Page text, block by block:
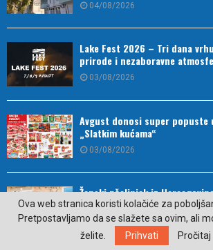
04/08/2026
Lake Fest 2026 – Tri dana
prirode i nezaboravne
03/08/2026
Avgust donosi super popuste
„Slatkim kućama“
03/08/2026
Ženski pčelinjak iz
ponude Nacionalne geografije
03/08/2026
Ova web stranica koristi kolačiće za
Pretpostavljamo da se slažete sa ovim, ali
želite.
Prihvati Pročitaj